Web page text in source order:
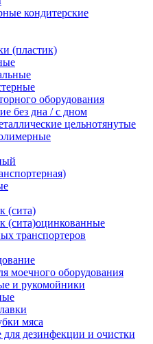
кондитерские
(пластик)
оборудования
без дна / с дном
цельнотянутые
(сита)
(сита)оцинкованные
транспортеров
моечного оборудования
и рукомойники
мяса
дезинфекции и очистки